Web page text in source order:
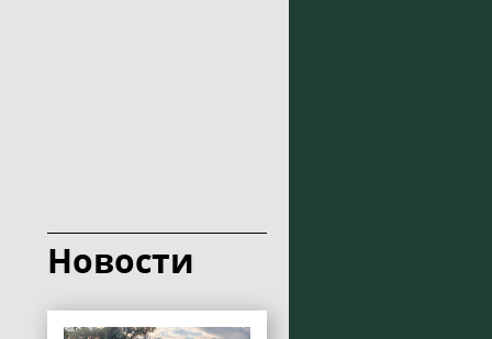
Новости